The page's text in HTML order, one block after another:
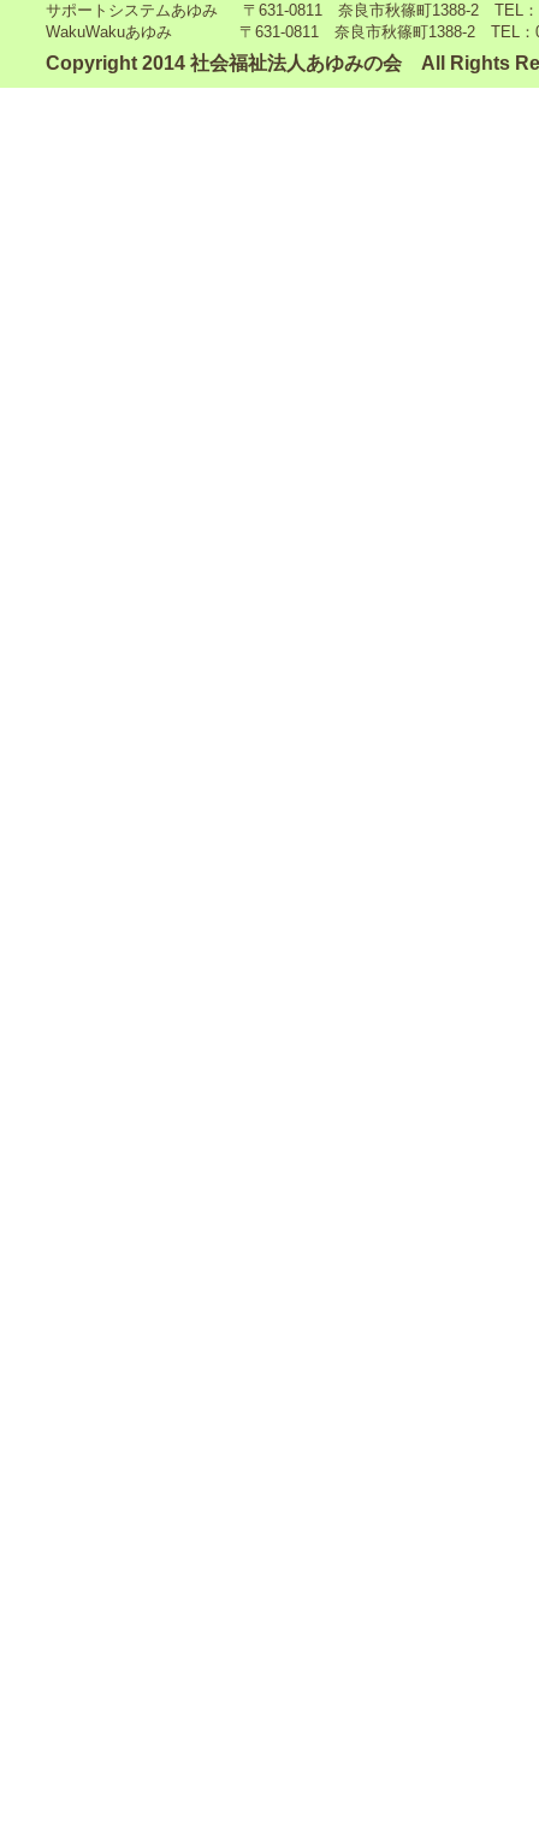
サポートシステムあゆみ 〒631-0811 奈良市秋篠町1388-2 TEL：
WakuWakuあゆみ 〒631-0811 奈良市秋篠町1388-2 TEL：
Copyright 2014 社会福祉法人あゆみの会 All Rights